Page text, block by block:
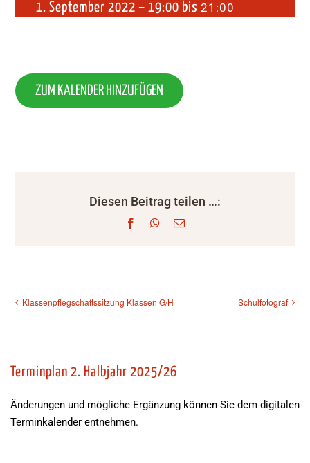
1. September 2022 – 19:00 bis21:00
ZUM KALENDER HINZUFÜGEN
Diesen Beitrag teilen …:
FacebookWhatsApp
E-
Klassenpflegschaftssitzung Klassen G/H Schulfotograf
Terminplan 2. Halbjahr 2025/26
Änderungen und mögliche Ergänzung können Sie dem digitalen
Terminkalender entnehmen.